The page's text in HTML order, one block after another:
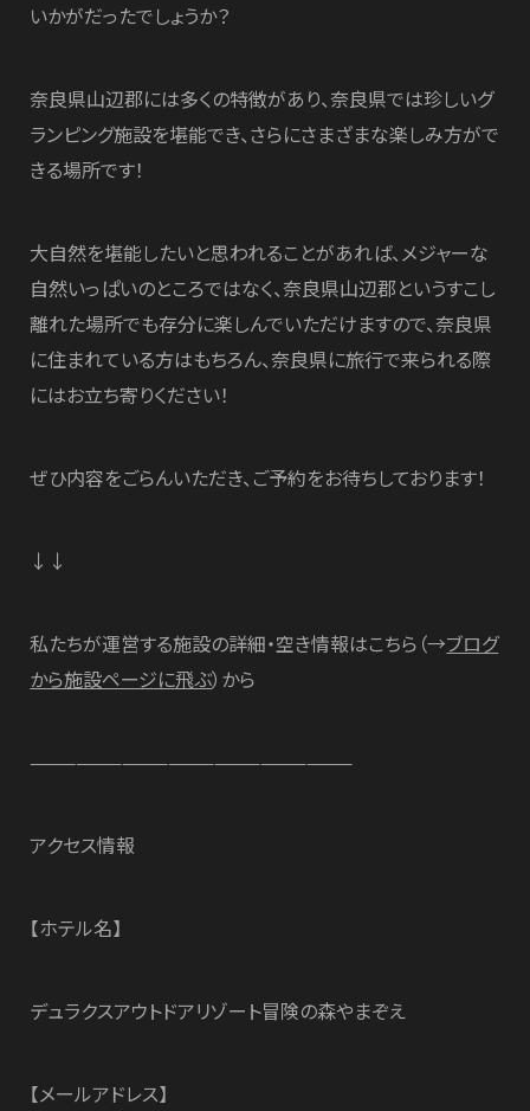
いかがだったでしょうか？
奈良県山辺郡には多くの特徴があり、奈良県では珍しいグ
ランピング施設を堪能でき、さらにさまざまな楽しみ方がで
きる場所です！
大自然を堪能したいと思われることがあれば、メジャーな
自然いっぱいのところではなく、奈良県山辺郡というすこし
離れた場所でも存分に楽しんでいただけますので、奈良県
に住まれている方はもちろん、奈良県に旅行で来られる際
にはお立ち寄りください！
ぜひ内容をごらんいただき、ご予約をお待ちしております！
↓↓
私たちが運営する施設の詳細・空き情報はこちら（→ブログ
から施設ページに飛ぶ）から
—————————————————————
アクセス情報
【ホテル名】
デュラクスアウトドアリゾート冒険の森やまぞえ
【メールアドレス】